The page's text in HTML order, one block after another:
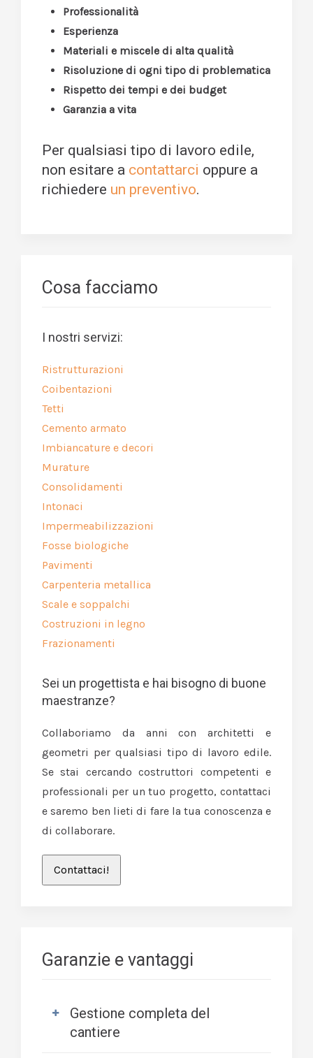
Professionalità
Esperienza
Materiali e miscele di alta qualità
Risoluzione di ogni tipo di problematica
Rispetto dei tempi e dei budget
Garanzia a vita
Per qualsiasi tipo di lavoro edile,
non esitare a contattarci oppure a
richiedere un preventivo.
Cosa facciamo
I nostri servizi:
Ristrutturazioni
Coibentazioni
Tetti
Cemento armato
Imbiancature e decori
Murature
Consolidamenti
Intonaci
Impermeabilizzazioni
Fosse biologiche
Pavimenti
Carpenteria metallica
Scale e soppalchi
Costruzioni in legno
Frazionamenti
Sei un progettista e hai bisogno di buone
maestranze?
Collaboriamo da anni con architetti e
geometri per qualsiasi tipo di lavoro edile.
Se stai cercando costruttori competenti e
professionali per un tuo progetto, contattaci
e saremo ben lieti di fare la tua conoscenza e
di collaborare.
Contattaci!
Garanzie e vantaggi
Gestione completa del
cantiere